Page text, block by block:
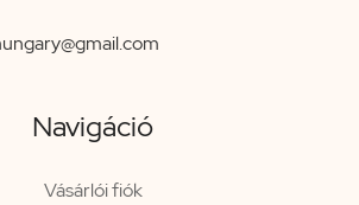
Navigáció
Vásárlói fiók